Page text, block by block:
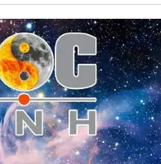
Chap 474
Chap 470
Chap 466
Chap 462
Chap 458
Chap 454
Chap 450